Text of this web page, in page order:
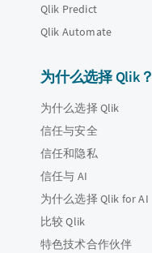
Qlik Predict
Qlik Automate
为什么选择 Qlik？
为什么选择 Qlik
信任与安全
信任和隐私
信任与 AI
为什么选择 Qlik for AI
比较 Qlik
特色技术合作伙伴